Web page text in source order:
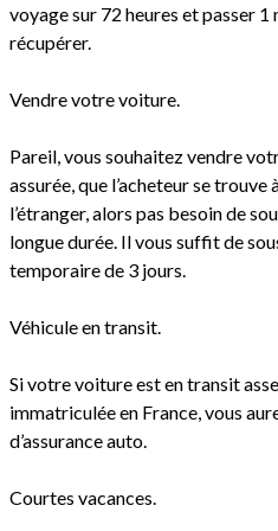
voyage sur 72 heures et passer
récupérer.
Vendre votre voiture.
Pareil, vous souhaitez vendre
assurée, que l’acheteur se trouve
l’étranger, alors pas besoin de
longue durée. Il vous suffit de
temporaire de 3 jours.
Véhicule en transit.
Si votre voiture est en transit
immatriculée en France, vous
d’assurance auto.
Courtes vacances.